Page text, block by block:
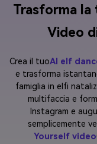
Trasforma
Video
Crea il tuoAI elf
e trasforma
famiglia in elfi
multifaccia e
Instagram e
semplicemente
Yourself video